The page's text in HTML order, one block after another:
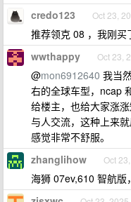
credo123 Oct 23,
推荐领克 08 ，我刚买
wwthappy Oct 23,
@mon6912640 我当
右的全球车型，ncap
给楼主，也给大家涨
与人交流，这种上来
感觉非常不舒服。
zhanglihow Oct
海狮 07ev,610 智航